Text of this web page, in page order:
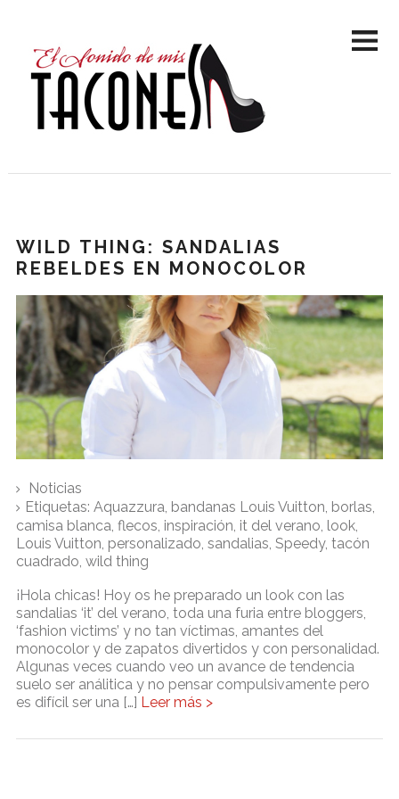
WILD THING: SANDALIAS
REBELDES EN MONOCOLOR
Noticias
Etiquetas: Aquazzura bandanas Louis Vuitton borlas
camisa blanca flecos inspiración it del verano look,
Louis Vuitton personalizado sandalias Speedy, tacón
cuadrado wild thing
¡Hola chicas! Hoy os he preparado un look con las
sandalias ‘it’ del verano, toda una furia entre bloggers,
‘fashion victims’ y no tan víctimas, amantes del
monocolor y de zapatos divertidos y con personalidad.
Algunas veces cuando veo un avance de tendencia
suelo ser análitica y no pensar compulsivamente pero
es difícil ser una […] Leer más >